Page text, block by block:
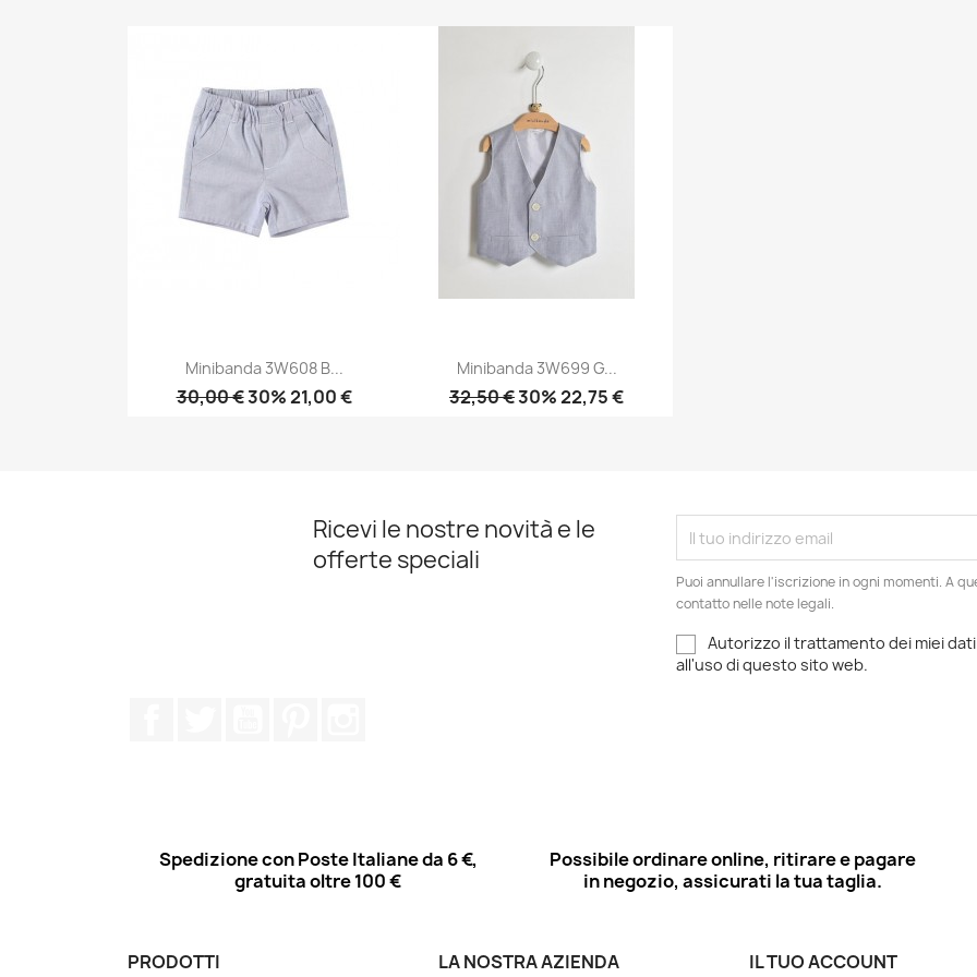
Anteprima
Minibanda 3W608 B...
30,00 €30% 21,00 €
Minibanda 3W699 G...
32,50 €30% 22,75 €
Ricevi le nostre novità e le
offerte speciali
Puoi annullare l'iscrizione in ogni momenti. A
contatto nelle note legali.
Autorizzo il trattamento dei miei
all'uso di questo sito web.
Spedizione con Poste Italiane da 6 €,
gratuita oltre 100 €
Possibile ordinare online, ritirare e pagare
in negozio, assicurati la tua taglia.
PRODOTTI LA NOSTRA AZIENDA IL TUO ACCOUNT